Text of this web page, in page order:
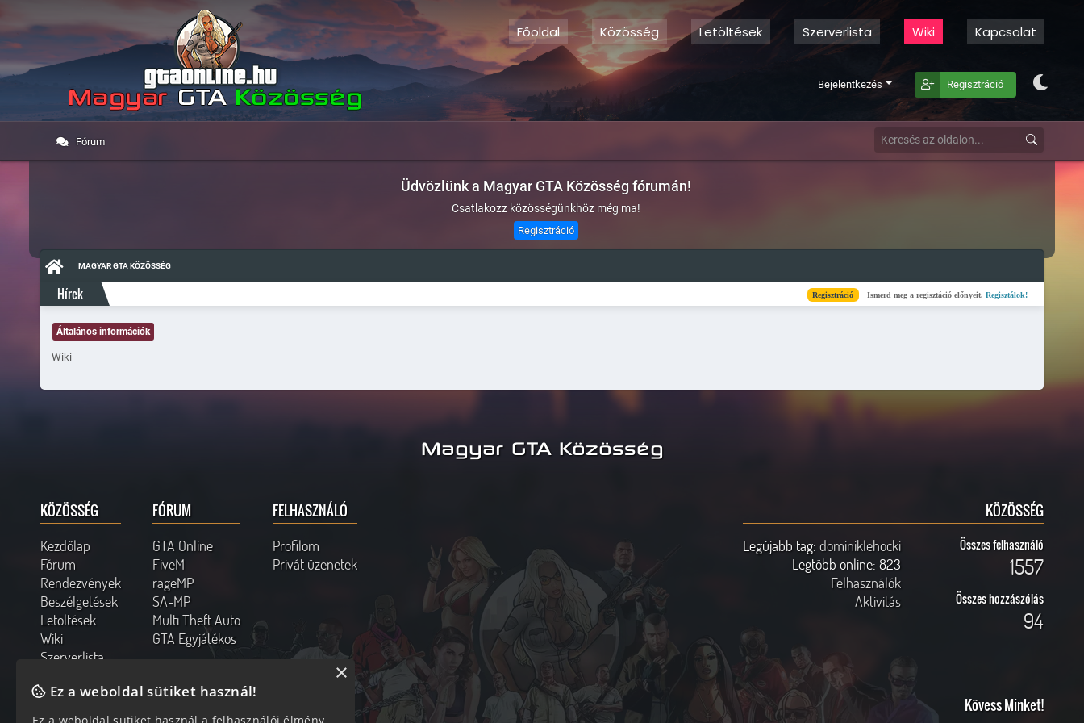
Főoldal Közösség Letöltések Szerverlista Wiki Kapcsolat
Bejelentkezés Regisztráció
Fórum
Üdvözlünk a Magyar GTA Közösség fórumán!
Csatlakozz közösségünkhöz még ma!
Regisztráció
MAGYAR GTA KÖZÖSSÉG
Hírek Regisztráció Ismerd meg a regisztáció előnyeit. Regisztálok! Kész
Általános információk
Wiki
Magyar GTA Közösség
KÖZÖSSÉG
Kezdőlap
Fórum
Rendezvények
Beszélgetések
Letöltések
Wiki
Szerverlista
FÓRUM
GTA Online
FiveM
rageMP
SA-MP
Multi Theft Auto
GTA Egyjátékos
FELHASZNÁLÓ
Profilom
Privát üzenetek
KÖZÖSSÉG
Legújabb tag: dominiklehocki
Legtöbb online: 823
Felhasználók
Aktivitás
Összes felhasználó
1557
Összes hozzászólás
94
Online felhasználók Kövess Minket!
Ez a weboldal sütiket használ!
×